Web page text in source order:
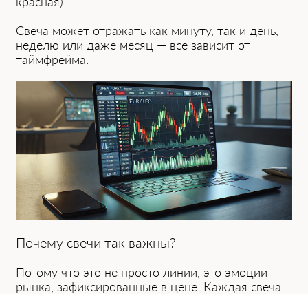
Свеча может отражать как минуту, так и день,
неделю или даже месяц — всё зависит от
таймфрейма.
Почему свечи так важны?
Потому что это не просто линии, это эмоции
рынка, зафиксированные в цене. Каждая свеча